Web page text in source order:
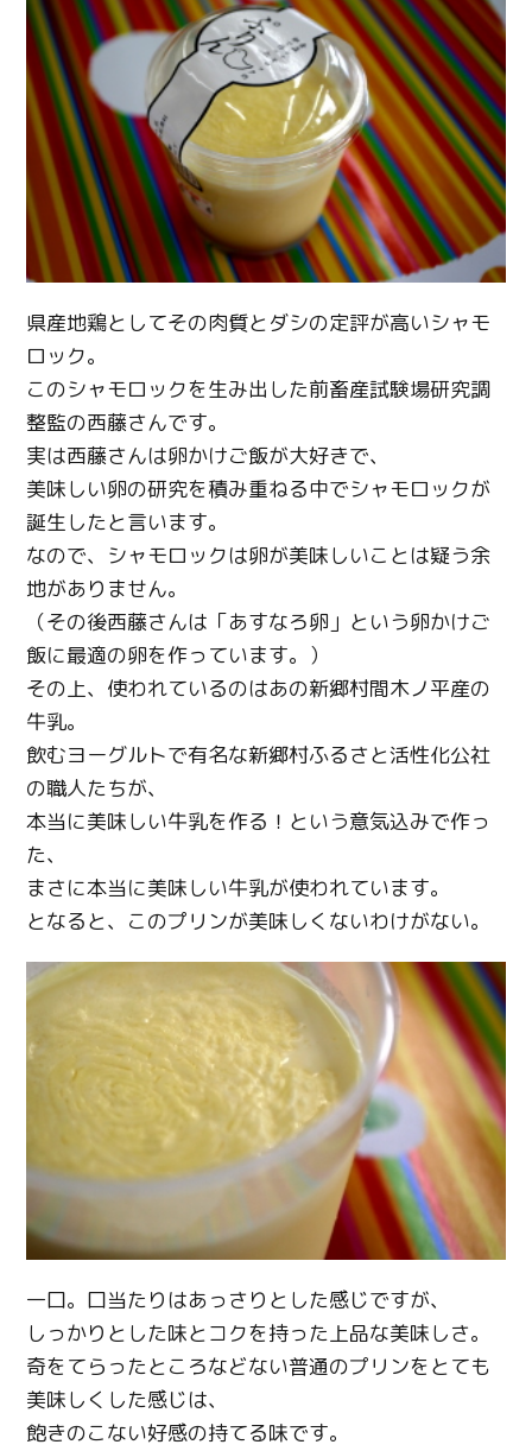
県産地鶏としてその肉質とダシの定評が高いシャモ
ロック。
このシャモロックを生み出した前畜産試験場研究調
整監の西藤さんです。
実は西藤さんは卵かけご飯が大好きで、
美味しい卵の研究を積み重ねる中でシャモロックが
誕生したと言います。
なので、シャモロックは卵が美味しいことは疑う余
地がありません。
（その後西藤さんは「あすなろ卵」という卵かけご
飯に最適の卵を作っています。）
その上、使われているのはあの新郷村間木ノ平産の
牛乳。
飲むヨーグルトで有名な新郷村ふるさと活性化公社
の職人たちが、
本当に美味しい牛乳を作る！という意気込みで作っ
た、
まさに本当に美味しい牛乳が使われています。
となると、このプリンが美味しくないわけがない。
一口。口当たりはあっさりとした感じですが、
しっかりとした味とコクを持った上品な美味しさ。
奇をてらったところなどない普通のプリンをとても
美味しくした感じは、
飽きのこない好感の持てる味です。
Line
Copy URL